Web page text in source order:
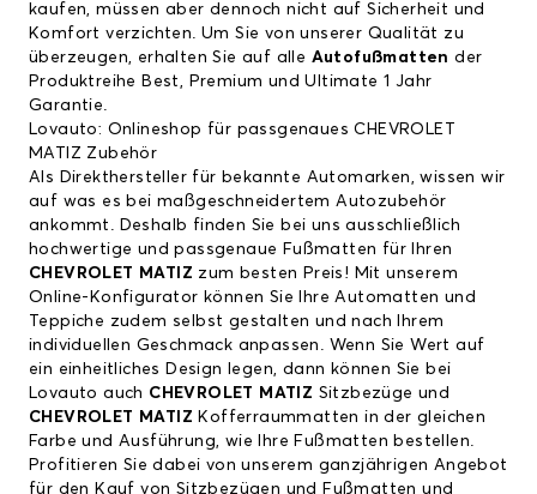
kaufen, müssen aber dennoch nicht auf Sicherheit und
Komfort verzichten. Um Sie von unserer Qualität zu
überzeugen, erhalten Sie auf alle Autofußmatten der
Produktreihe Best, Premium und Ultimate 1 Jahr
Garantie.
Lovauto: Onlineshop für passgenaues CHEVROLET
MATIZ Zubehör
Als Direkthersteller für bekannte Automarken, wissen wir
auf was es bei maßgeschneidertem Autozubehör
ankommt. Deshalb finden Sie bei uns ausschließlich
hochwertige und passgenaue Fußmatten für Ihren
CHEVROLET MATIZ zum besten Preis! Mit unserem
Online-Konfigurator können Sie Ihre Automatten und
Teppiche zudem selbst gestalten und nach Ihrem
individuellen Geschmack anpassen. Wenn Sie Wert auf
ein einheitliches Design legen, dann können Sie bei
Lovauto auch CHEVROLET MATIZ Sitzbezüge und
CHEVROLET MATIZ Kofferraummatten in der gleichen
Farbe und Ausführung, wie Ihre Fußmatten bestellen.
Profitieren Sie dabei von unserem ganzjährigen Angebot
für den Kauf von Sitzbezügen und Fußmatten und